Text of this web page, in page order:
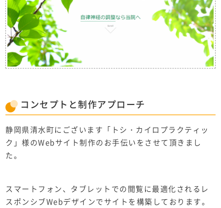
コンセプト と制作アプローチ
静岡県清水町にございます「トシ・カイロプラクティッ
ク」様のWebサイト制作のお手伝いをさせて頂きまし
た。
スマートフォン、タブレットでの閲覧に最適化されるレ
スポンシブWebデザインでサイトを構築しております。